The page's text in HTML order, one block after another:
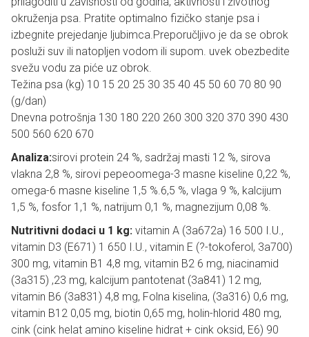
okruženja psa. Pratite optimalno fizičko stanje psa i
izbegnite prejedanje ljubimca.Preporučljivo je da se obrok
posluži suv ili natopljen vodom ili supom. uvek obezbedite
svežu vodu za piće uz obrok.
Težina psa (kg) 10 15 20 25 30 35 40 45 50 60 70 80 90
(g/dan)
Dnevna potrošnja 130 180 220 260 300 320 370 390 430
500 560 620 670
Analiza:sirovi protein 24 %, sadržaj masti 12 %, sirova
vlakna 2,8 %, sirovi pepeoomega-3 masne kiseline 0,22 %,
omega-6 masne kiseline 1,5 %.6,5 %, vlaga 9 %, kalcijum
1,5 %, fosfor 1,1 %, natrijum 0,1 %, magnezijum 0,08 %.
Nutritivni dodaci u 1 kg: vitamin A (3a672a) 16 500 I.U.,
vitamin D3 (E671) 1 650 I.U., vitamin E (?-tokoferol, 3a700)
300 mg, vitamin B1 4,8 mg, vitamin B2 6 mg, niacinamid
(3a315) ,23 mg, kalcijum pantotenat (3a841) 12 mg,
vitamin B6 (3a831) 4,8 mg, Folna kiselina, (3a316) 0,6 mg,
vitamin B12 0,05 mg, biotin 0,65 mg, holin-hlorid 480 mg,
cink (cink helat amino kiseline hidrat + cink oksid, E6) 90